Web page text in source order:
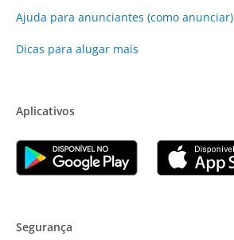
Ajuda para anunciantes (como anunciar)
Dicas para alugar mais
Aplicativos
Segurança